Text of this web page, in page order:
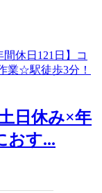
日休み×年
おす...